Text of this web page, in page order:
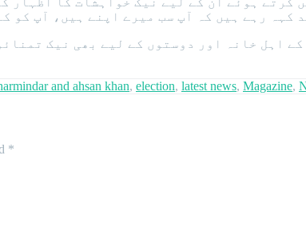
کہہ رہے ہیں کہ آپ سب میرے اپنے ہیں، آپ کو
اہل خانہ اور دوستوں کے لیے بھی نیک
and ahsan khan, election, latest news, Magazine,
*